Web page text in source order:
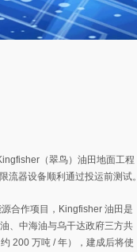
（翠鸟）油田地面工程
流器设备顺利通过投运前测试。
合作项目，Kingfisher 油田是
、中海油与乌干达政府三方共
200 万吨 / 年），建成后将使